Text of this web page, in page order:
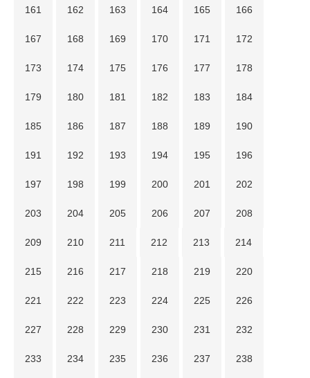
161 162 163 164 165 166
167 168 169 170 171 172
173 174 175 176 177 178
179 180 181 182 183 184
185 186 187 188 189 190
191 192 193 194 195 196
197 198 199 200 201 202
203 204 205 206 207 208
209 210 211 212 213 214
215 216 217 218 219 220
221 222 223 224 225 226
227 228 229 230 231 232
233 234 235 236 237 238